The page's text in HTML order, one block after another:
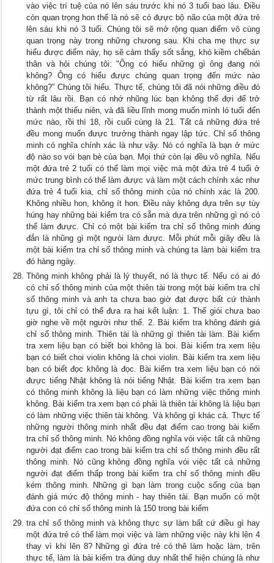
vào việc trí tuệ của nó lên sáu trước khi nó 3 tuổi bao lâu. Điều
còn quan trọng hon thế là nó sẽ có đưực bộ não của một đứa trẻ
lên sáu khi nó 3 tuổi. Chúng tôi sẽ mở rộng quan điểm vô cùng
quan trọng này trong những chưong sau. Khi cha mẹ thực sự
hiểu được điểm này, họ sẽ cảm thấy sốt sắng, khó kiềm chếbản
thân và hỏi chúng tôi: "Ông có hiểu những gì ông đang nói
không? Ông có hiểu đưực chúng quan trọng đến mức nào
không?” Chúng tôi hiểu. Thực tế, chúng tôi đã nói những điều đó
từ rất lâu rồi. Bạn có nhớ nhũng lúc bạn không thể đợi để trở
thành một thiếu niên, và đã liều lĩnh mong muốn mình ló tuổi đến
mức nào, rồi thì 18, rồi cuối cùng là 21. Tất cả những đứa trẻ
đều mong muốn đưực trưởng thành ngay lập tức. Chỉ số thông
minh có nghĩa chính xác là như vậy. Nó có nghĩa là bạn ở mức
độ nào so vói bạn bè của bạn. Mọi thứ còn lại đều vô nghĩa. Nếu
một đứa trẻ 2 tuổi có thể làm mọi việc mà một đứa trẻ 4 tuổi ở
mức trung bình có thể làm đưực và làm một cách chính xác như
đứa trẻ 4 tuổi kia, chỉ số thông minh của nó chính xác là 200.
Không nhiều hon, không ít hon. Điều này không dựa trên sự tùy
húng hay những bài kiểm tra có sẵn mà dựa trên những gì nó có
thể làm đưực. Chỉ có một bài kiểm tra chỉ số thông minh đúng
đắn là nhũng gì một ngưòi làm đưực. Mỗi phút mỗi giây đều là
một bài kiểm tra chỉ số thông minh và chúng ta làm bài kiểm tra
đó hàng ngày.
Thông minh không phải là lý thuyết, nó là thực tế. Nếu có ai đó
có chỉ số thông minh của một thiên tài trong một bài kiểm tra chỉ
số thông minh và anh ta chưa bao giờ đạt được bất cứ thành
tựu gì, tôi chỉ có thể đưa ra hai kết luận: 1. Thế giói chưa bao
giờ nghe về một người như thế. 2. Bài kiểm tra không đánh giá
chỉ số thông minh. Thiên tài là những gì thiên tài làm. Bài kiểm
tra xem liệu bạn có biết boi không là boi. Bài kiểm tra xem liệu
bạn có biết choi violin không là choi violin. Bài kiểm tra xem liệu
bạn có biết đọc không là đọc. Bài kiểm tra xem liệu bạn có nói
đưực tiếng Nhật không là nói tiếng Nhật. Bài kiểm tra xem bạn
có thông minh không là liệu bạn có làm những việc thông minh
không. Bài kiểm tra xem bạn có phải là thiên tài không là liệu bạn
có làm những việc thiên tài không. Và không gì khác cả. Thực tế
những người thông minh nhất đều đạt điểm cao trong bài kiểm
tra chỉ số thông minh. Nó không đồng nghĩa vói việc tất cả những
người đạt điểm cao trong bài kiểm tra chỉ số thông minh đều rất
thông minh. Nó cũng không đồng nghĩa vói việc tất cả những
người đạt điểm thấp trong bài kiểm tra chỉ số thông minh đều
kém thông minh. Những gì bạn làm trong cuộc sống của bạn
đánh giá mức độ thông minh - hay thiên tài. Bạn muốn có một
đứa con có chỉ số thông minh là 150 trong bài kiểm
tra chỉ số thông minh và không thực sự làm bất cứ điều gì hay
một đứa trẻ có thể làm mọi việc và làm những việc này khi lên 4
thay vì khi lên 8? Những gì đứa trẻ có thê làm hoặc làm, trên
thực tế, làm là bài kiểm tra đúng duy nhất thể hiện chúng là như